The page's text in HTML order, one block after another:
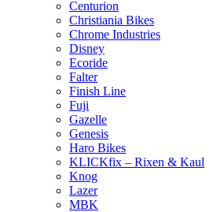
Centurion
Christiania Bikes
Chrome Industries
Disney
Ecoride
Falter
Finish Line
Fuji
Gazelle
Genesis
Haro Bikes
KLICKfix – Rixen & Kaul
Knog
Lazer
MBK